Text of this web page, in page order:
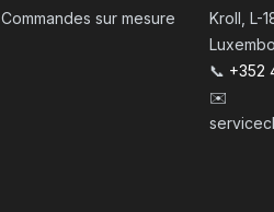
Commandes sur mesure
Kroll, L-
📞 +352
✉️